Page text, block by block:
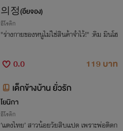
의정(อึยจอง)
อีโรติก
"ร่างกายของหนูไม่ใช่สินค้าจำไว้!" :คิม มินโฮ
0.0
119 บาท
เด็กข้างบ้าน ยั่วรัก
โยนิกา
อีโรติก
‘แตงไทย’ สาวน้อยวัยสิบแปด เพราะพ่อติดก